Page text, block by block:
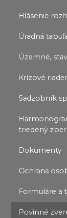
Hlásenie
Úradná
Územné,
Krízové
Sadzobník
triedený
Dokumenty
Ochrana
Formuláre a
Povinné